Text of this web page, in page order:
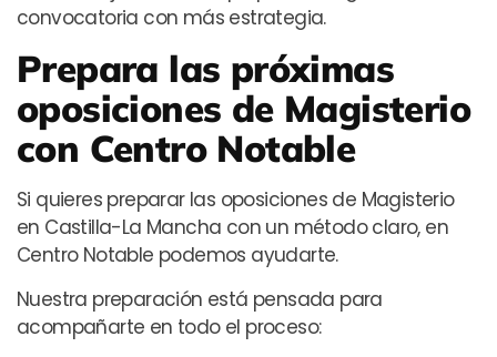
convocatoria con más estrategia.
Prepara las próximas
oposiciones de Magisterio
con Centro Notable
Si quieres preparar las oposiciones de Magisterio
en Castilla-La Mancha con un método claro, en
Centro Notable podemos ayudarte.
Nuestra preparación está pensada para
acompañarte en todo el proceso: